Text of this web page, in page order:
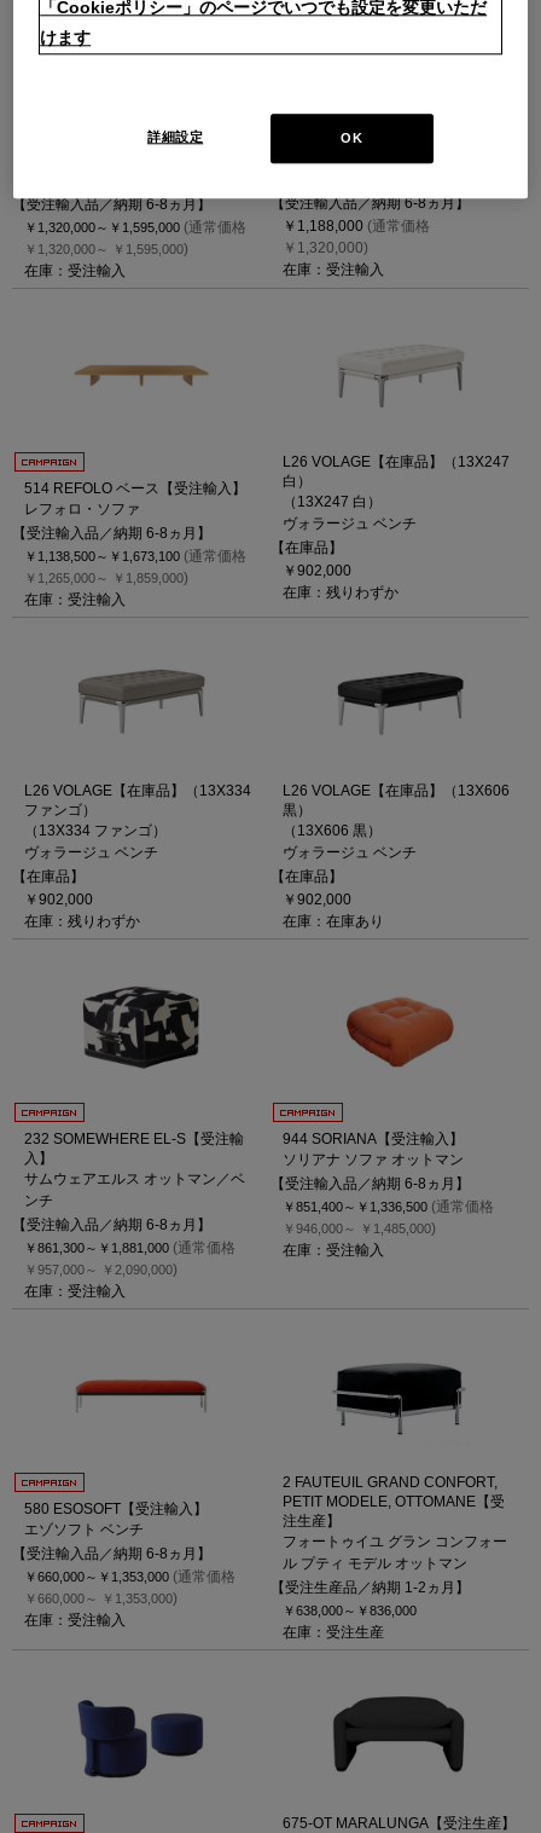
241-00 PRIVE オットマン【受注輸
【受注輸入品／納期 6-8ヵ月】
￥1,320,000～ ￥1,595,000 (通常価格
￥1,320,000～ ￥1,595,000)
在庫：受注輸入
241-00 PRIVE オットマン 黒革【受
【受注輸入品／納期 6-8ヵ月】
￥1,188,000 (通常価格
￥1,320,000)
在庫：受注輸入
514 REFOLO ベース【受注輸入】
レフォロ・ソファ
【受注輸入品／納期 6-8ヵ月】
￥1,138,500～ ￥1,673,100 (通常価格
￥1,265,000～ ￥1,859,000)
在庫：受注輸入
L26 VOLAGE【在庫品】（13X247
白）
（13X247 白）
ヴォラージュ ベンチ
【在庫品】
￥902,000
在庫：残りわずか
L26 VOLAGE【在庫品】（13X334
ファンゴ）
（13X334 ファンゴ）
ヴォラージュ ベンチ
【在庫品】
￥902,000
在庫：残りわずか
L26 VOLAGE【在庫品】（13X606
黒）
（13X606 黒）
ヴォラージュ ベンチ
【在庫品】
￥902,000
在庫：在庫あり
232 SOMEWHERE EL-S【受注輸
入】
サムウェアエルス オットマン／ベ
ンチ
【受注輸入品／納期 6-8ヵ月】
￥861,300～ ￥1,881,000 (通常価格
￥957,000～ ￥2,090,000)
在庫：受注輸入
944 SORIANA【受注輸入】
ソリアナ ソファ オットマン
【受注輸入品／納期 6-8ヵ月】
￥851,400～ ￥1,336,500 (通常価格
￥946,000～ ￥1,485,000)
在庫：受注輸入
580 ESOSOFT【受注輸入】
エゾソフト ベンチ
【受注輸入品／納期 6-8ヵ月】
￥660,000～ ￥1,353,000 (通常価格
￥660,000～ ￥1,353,000)
在庫：受注輸入
2 FAUTEUIL GRAND CONFORT,
PETIT MODELE, OTTOMANE【受
注生産】
フォートゥイユ グラン コンフォー
ル プティ モデル オットマン
【受注生産品／納期 1-2ヵ月】
￥638,000～ ￥836,000
在庫：受注生産
675-OT MARALUNGA【受注生産】
「Cookieポリシー」のページでいつでも設定を変更いただ
けます
OK
詳細設定